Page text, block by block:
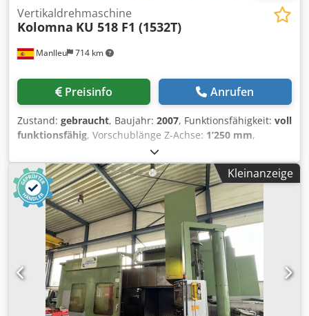
Manlleu 714 km
Vertikaldrehmaschine
Kolomna KU 518 F1 (1532T)
Preisinfo Anrufen
Zustand: gebraucht, Baujahr: 2007, Funktionsfähigkeit: voll
funktionsfähig, Vorschublänge Z-Achse: 1’250 mm,
3’200 mm, Drehhöhe:
Durchmesser der Planscheibe:3’200 mm, DOPPEL-
SCHLITTEN VERTIKAL CNC DREHMASCHINE KOLOMNA 1532
T KOLOMNA VERTIKALDREHBANK (VTL) • Planscheibe Ø
3.200 mm • Max. Drehdurchmesser Ø 3.200 mm • Max.
Werkstückhöhe 2.000 mm • Zwei CNC-gesteuerte Schlitten
(RAM) • Schlittenweg 1.250 mm • FAGOR 8070 CNC •
Motorleistung 115 kW • Mechanische, hydraulische,
elektrische und elektronische Generalüberholung neu in
2007 • Späneförderer • Vollumhausung Dcjdpfx Aex Nhm
Rop Ijk • Kühlsystem • Arbeitsleuchte • Klimatisierter
Schaltschrank
Kleinanzeige